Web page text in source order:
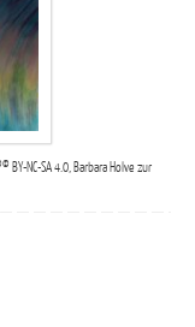
NC-SA 4.0, Barbara Holve zur